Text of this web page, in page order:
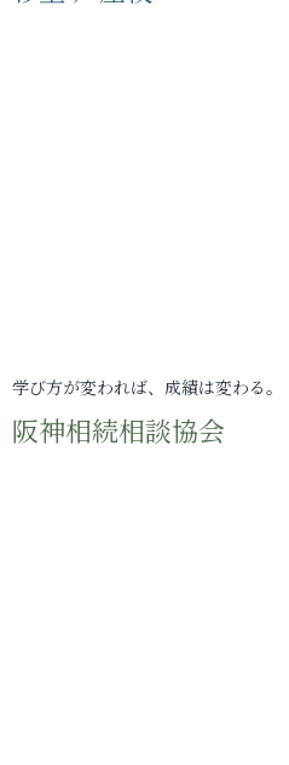
学び方が変われば、成績は変わる。
阪神相続相談協会